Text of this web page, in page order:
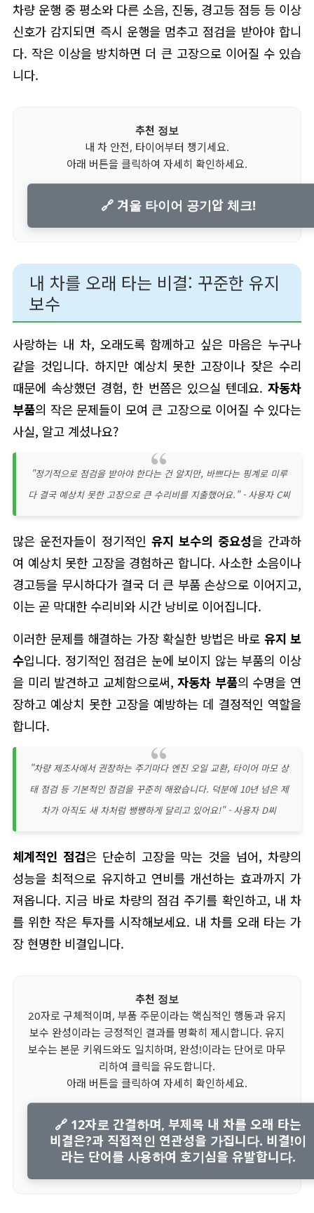
차량 운행 중 평소와 다른 소음, 진동, 경고등 점등 등 이상
신호가 감지되면 즉시 운행을 멈추고 점검을 받아야 합니
다. 작은 이상을 방치하면 더 큰 고장으로 이어질 수 있습
니다.
추천 정보
내 차 안전, 타이어부터 챙기세요.
아래 버튼을 클릭하여 자세히 확인하세요.
🔗 겨울 타이어 공기압 체크!
내 차를 오래 타는 비결: 꾸준한 유지
보수
사랑하는 내 차, 오래도록 함께하고 싶은 마음은 누구나
같을 것입니다. 하지만 예상치 못한 고장이나 잦은 수리
때문에 속상했던 경험, 한 번쯤은 있으실 텐데요. 자동차
부품의 작은 문제들이 모여 큰 고장으로 이어질 수 있다는
사실, 알고 계셨나요?
"정기적으로 점검을 받아야 한다는 건 알지만, 바쁘다는 핑계로 미루
다 결국 예상치 못한 고장으로 큰 수리비를 지출했어요." - 사용자 C씨
많은 운전자들이 정기적인 유지 보수의 중요성을 간과하
여 예상치 못한 고장을 경험하곤 합니다. 사소한 소음이나
경고등을 무시하다가 결국 더 큰 부품 손상으로 이어지고,
이는 곧 막대한 수리비와 시간 낭비로 이어집니다.
이러한 문제를 해결하는 가장 확실한 방법은 바로 유지 보
수입니다. 정기적인 점검은 눈에 보이지 않는 부품의 이상
을 미리 발견하고 교체함으로써,자동차 부품의 수명을 연
장하고 예상치 못한 고장을 예방하는 데 결정적인 역할을
합니다.
"차량 제조사에서 권장하는 주기마다 엔진 오일 교환, 타이어 마모 상
태 점검 등 기본적인 점검을 꾸준히 해왔습니다. 덕분에 10년 넘은 제
차가 아직도 새 차처럼 쌩쌩하게 달리고 있어요!" - 사용자 D씨
체계적인 점검은 단순히 고장을 막는 것을 넘어, 차량의
성능을 최적으로 유지하고 연비를 개선하는 효과까지 가
져옵니다. 지금 바로 차량의 점검 주기를 확인하고, 내 차
를 위한 작은 투자를 시작해보세요. 내 차를 오래 타는 가
장 현명한 비결입니다.
추천 정보
20자로 구체적이며, 부품 주문이라는 핵심적인 행동과 유지
보수 완성이라는 긍정적인 결과를 명확히 제시합니다. 유지
보수는 본문 키워드와도 일치하며, 완성!이라는 단어로 마무
리하여 클릭을 유도합니다.
아래 버튼을 클릭하여 자세히 확인하세요.
🔗 12자로 간결하며, 부제목 내 차를 오래 타는
비결은?과 직접적인 연관성을 가집니다. 비결!이
라는 단어를 사용하여 호기심을 유발합니다.